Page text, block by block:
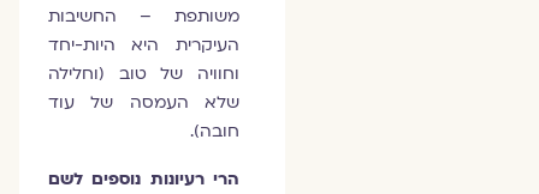
משותפת – החשיבות
העיקרית היא היות-יחד
וחוויה של טוב (וחלילה
שלא העמסה של עוד
חובה).
הרי רעיונות נוספים לשם